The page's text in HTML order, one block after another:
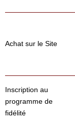
Achat sur le Site
Inscription au
programme de
fidélité